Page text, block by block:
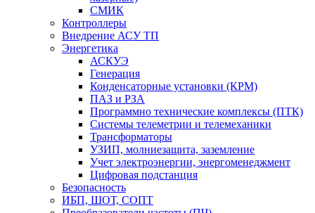
СМИК
Контроллеры
Внедрение АСУ ТП
Энергетика
АСКУЭ
Генерация
Конденсаторные установки (КРМ)
ПАЗ и РЗА
Программно технические комплексы (ПТК)
Системы телеметрии и телемеханики
Трансформаторы
УЗИП, молниезащита, заземление
Учет электроэнергии, энергоменеджмент
Цифровая подстанция
Безопасность
ИБП, ШОТ, СОПТ